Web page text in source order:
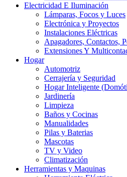
Electricidad E Iluminación
Lámparas, Focos y Luces
Electrónica y Proyectos
Instalaciones Eléctricas
Apagadores, Contactos,
Extensiones Y
Hogar
Automotriz
Cerrajería y Seguridad
Hogar Inteligente
Jardinería
Limpieza
Baños y Cocinas
Manualidades
Pilas y Baterias
Mascotas
TV y Video
Climatización
Herramientas y Maquinas